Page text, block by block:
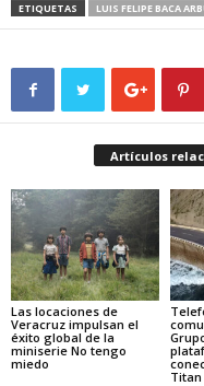
ETIQUETAS LUIS FELIPE BACA
Artículos
Las locaciones de
Veracruz impulsan el
éxito global de la
miniserie No tengo
miedo
Titan